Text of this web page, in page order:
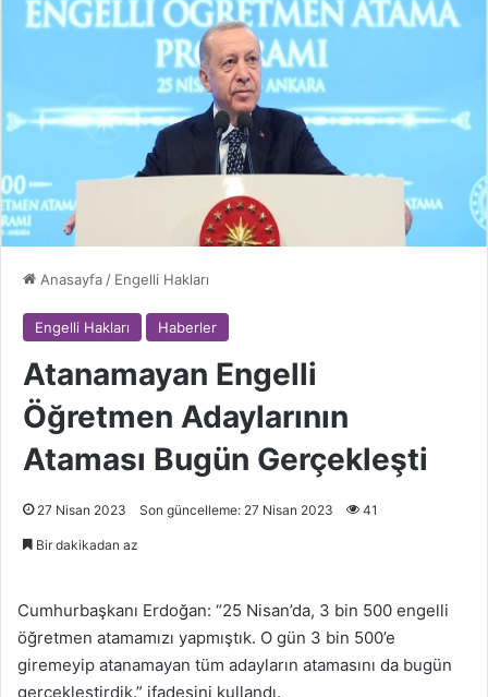
Anasayfa / Engelli Hakları
Engelli Hakları Haberler
Atanamayan Engelli
Öğretmen Adaylarının
Ataması Bugün Gerçekleşti
27 Nisan 2023 Son güncelleme: 27 Nisan 2023 41
Bir dakikadan az
Cumhurbaşkanı Erdoğan: “25 Nisan’da, 3 bin 500 engelli
öğretmen atamamızı yapmıştık. O gün 3 bin 500’e
giremeyip atanamayan tüm adayların atamasını da bugün
gerçekleştirdik.” ifadesini kullandı.